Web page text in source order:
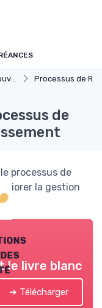
Processus de
de
processus de
la gestion
le livre blanc
➔ Télécharger